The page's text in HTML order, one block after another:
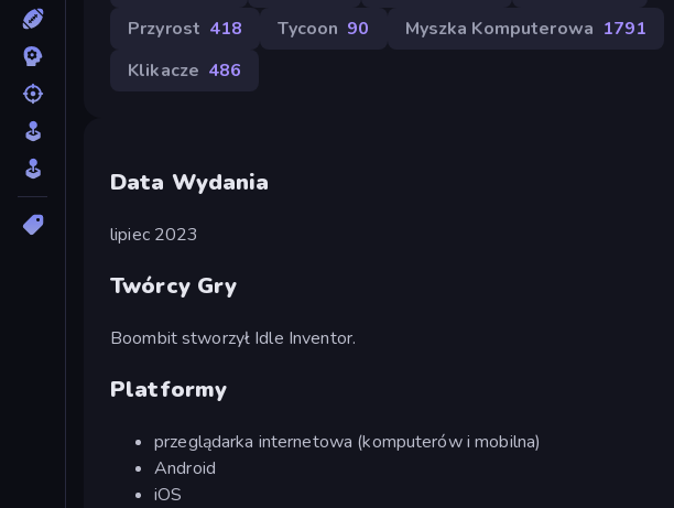
Przyrost 418 Tycoon 90 Myszka Komputerowa 1791
Klikacze 486
Data Wydania
lipiec 2023
Twórcy Gry
Boombit stworzył Idle Inventor.
Platformy
przeglądarka internetowa (komputerów i mobilna)
Android
iOS